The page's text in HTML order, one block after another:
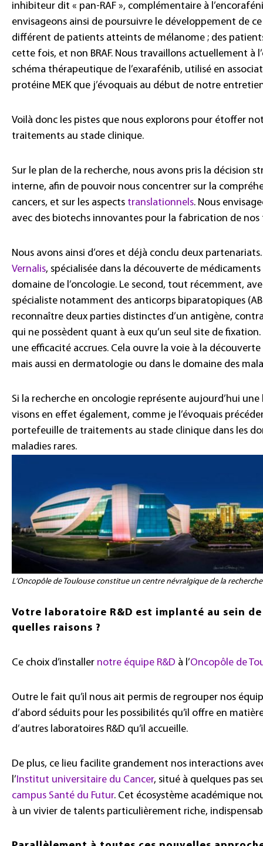
inhibiteur dit « pan-RAF », complémentaire à
envisageons ainsi de poursuivre le développement de
différent de patients atteints de mélanome ; des
cette fois, et non BRAF. Nous travaillons actuellement à
schéma thérapeutique de l’exarafénib, utilisé en
protéine MEK que j’évoquais au début de notre
Voilà donc les pistes que nous explorons pour étoffer
traitements au stade clinique.
Sur le plan de la recherche, nous avons pris la décision
interne, afin de pouvoir nous concentrer sur la
cancers, et sur les aspects translationnels. Nous
avec des biotechs innovantes pour la fabrication de
Nous avons ainsi d’ores et déjà conclu deux
Vernalis, spécialisée dans la découverte de
domaine de l’oncologie. Le second, tout récemment,
spécialiste notamment des anticorps biparatopiques
reconnaître deux parties distinctes d’un antigène,
qui ne possèdent quant à eux qu’un seul site de
une efficacité accrues. Cela ouvre la voie à la
mais aussi en dermatologie ou dans le domaine des
Si la recherche en oncologie représente aujourd’hui
visons en effet également, comme je l’évoquais
portefeuille de traitements au stade clinique dans les
maladies rares.
L’Oncopôle de Toulouse constitue un centre névralgique de la
Votre laboratoire R&D est implanté au sein de
quelles raisons ?
Ce choix d’installer notre équipe R&D à l’Oncopôle de
Outre le fait qu’il nous ait permis de regrouper nos
d’abord séduits pour les possibilités qu’il offre en
d’autres laboratoires R&D qu’il accueille.
De plus, ce lieu facilite grandement nos interactions
l’ Institut universitaire du Cancer, situé à quelques pas
campus Santé du Futur. Cet écosystème académique
à un vivier de talents particulièrement riche,